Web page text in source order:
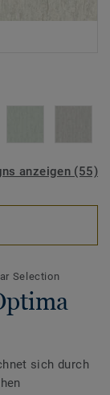
anzeigen (55)
Selection
sich durch